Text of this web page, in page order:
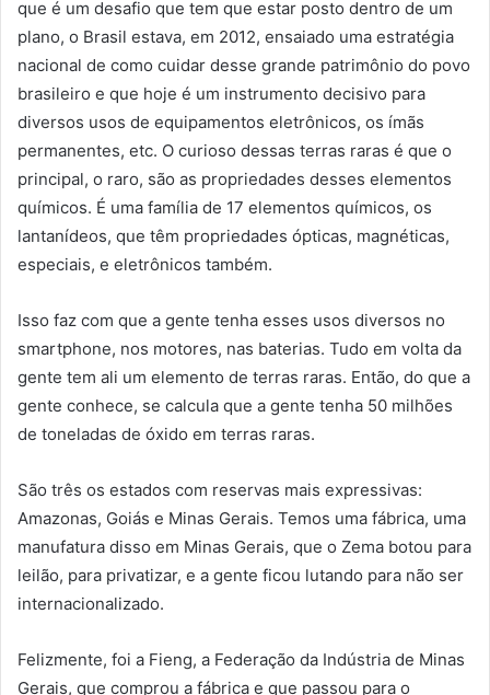
que é um desafio que tem que estar posto dentro de um
plano, o Brasil estava, em 2012, ensaiado uma estratégia
nacional de como cuidar desse grande patrimônio do povo
brasileiro e que hoje é um instrumento decisivo para
diversos usos de equipamentos eletrônicos, os ímãs
permanentes, etc. O curioso dessas terras raras é que o
principal, o raro, são as propriedades desses elementos
químicos. É uma família de 17 elementos químicos, os
lantanídeos, que têm propriedades ópticas, magnéticas,
especiais, e eletrônicos também.
Isso faz com que a gente tenha esses usos diversos no
smartphone, nos motores, nas baterias. Tudo em volta da
gente tem ali um elemento de terras raras. Então, do que a
gente conhece, se calcula que a gente tenha 50 milhões
de toneladas de óxido em terras raras.
São três os estados com reservas mais expressivas:
Amazonas, Goiás e Minas Gerais. Temos uma fábrica, uma
manufatura disso em Minas Gerais, que o Zema botou para
leilão, para privatizar, e a gente ficou lutando para não ser
internacionalizado.
Felizmente, foi a Fieng, a Federação da Indústria de Minas
Gerais, que comprou a fábrica e que passou para o